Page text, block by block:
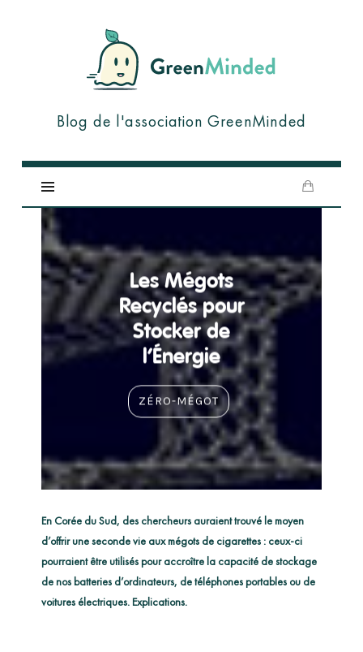
GreenMinded
Blog de l'association GreenMinded
Les Mégots
Recyclés pour
Stocker de
l’Énergie
ZÉRO-MÉGOT
En Corée du Sud, des chercheurs auraient trouvé le moyen
d’offrir une seconde vie aux mégots de cigarettes : ceux-ci
pourraient être utilisés pour accroître la capacité de stockage
de nos batteries d’ordinateurs, de téléphones portables ou de
voitures électriques. Explications.